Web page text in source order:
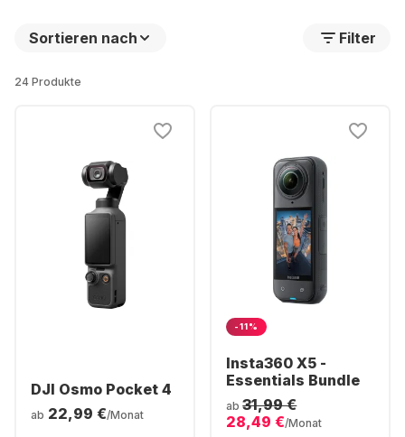
Sortieren nach Filter
24 Produkte
DJI Osmo Pocket 4
ab 22,99 €/Monat
-11%
Insta360 X5 -
Essentials Bundle
ab 31,99 €
28,49 €/Monat